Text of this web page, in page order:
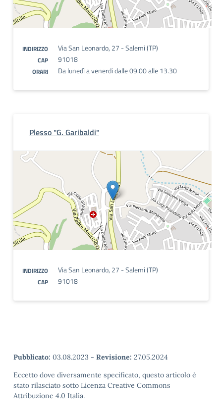
INDIRIZZO Via San Leonardo, 27 - Salemi (TP)
CAP 91018
ORARI Da lunedì a venerdi dalle 09.00 alle 13.30
Plesso "G. Garibaldi"
INDIRIZZO Via San Leonardo, 27 - Salemi (TP)
CAP 91018
Pubblicato: 03.08.2023 - Revisione: 27.05.2024
Eccetto dove diversamente specificato, questo articolo è
stato rilasciato sotto Licenza Creative Commons
Attribuzione 4.0 Italia.